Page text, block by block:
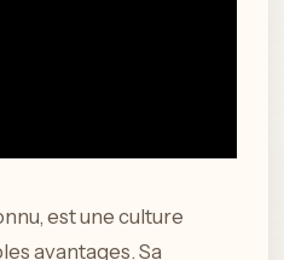
est une culture
avantages. Sa